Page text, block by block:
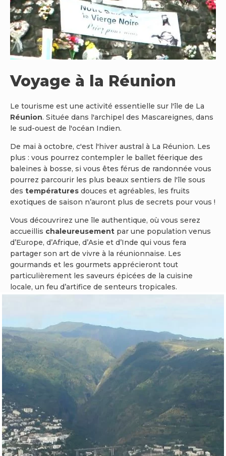
Voyage à la Réunion
Le tourisme est une activité essentielle sur l'île de La
Réunion. Située dans l'archipel des Mascareignes, dans
le sud-ouest de l'océan Indien.
De mai à octobre, c'est l'hiver austral à La Réunion. Les
plus : vous pourrez contempler le ballet féerique des
baleines à bosse, si vous êtes férus de randonnée vous
pourrez parcourir les plus beaux sentiers de l'île sous
des températures douces et agréables, les fruits
exotiques de saison n’auront plus de secrets pour vous !
Vous découvrirez une île authentique, où vous serez
accueillis chaleureusement par une population venus
d’Europe, d’Afrique, d’Asie et d’Inde qui vous fera
partager son art de vivre à la réunionnaise. Les
gourmands et les gourmets apprécieront tout
particulièrement les saveurs épicées de la cuisine
locale, un feu d’artifice de senteurs tropicales.